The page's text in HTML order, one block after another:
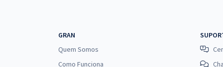
GRAN
Quem Somos
Como Funciona